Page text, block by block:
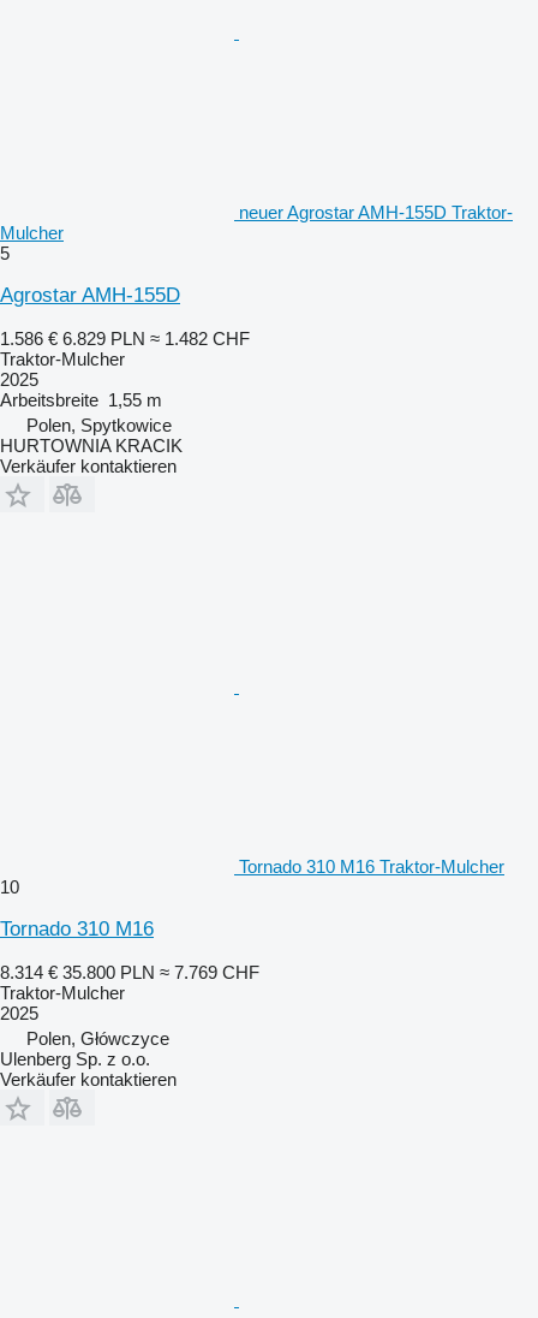
neuer Agrostar AMH-155D Traktor-
Mulcher
5
Agrostar AMH-155D
1.586 € 6.829 PLN ≈ 1.482 CHF
Traktor-Mulcher
2025
Arbeitsbreite 1,55 m
Polen, Spytkowice
HURTOWNIA KRACIK
Verkäufer kontaktieren
Tornado 310 M16 Traktor-Mulcher
10
Tornado 310 M16
8.314 € 35.800 PLN ≈ 7.769 CHF
Traktor-Mulcher
2025
Polen, Główczyce
Ulenberg Sp. z o.o.
Verkäufer kontaktieren